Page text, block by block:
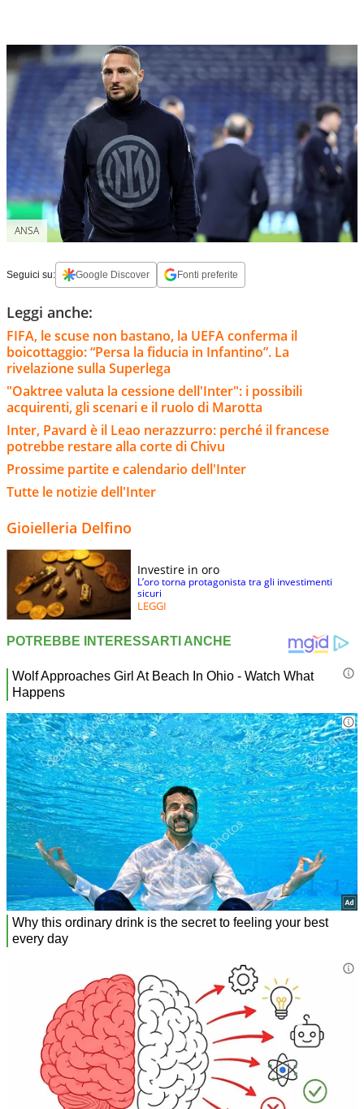
ANSA
Seguici su: Google Discover Fonti preferite
Leggi anche:
FIFA, le scuse non bastano, la UEFA conferma il
boicottaggio: “Persa la fiducia in Infantino”. La
rivelazione sulla Superlega
"Oaktree valuta la cessione dell'Inter": i possibili
acquirenti, gli scenari e il ruolo di Marotta
Inter, Pavard è il Leao nerazzurro: perché il francese
potrebbe restare alla corte di Chivu
Prossime partite e calendario dell'Inter
Tutte le notizie dell'Inter
Gioielleria Delfino
Investire in oro
L’oro torna protagonista tra gli investimenti
sicuri
LEGGI